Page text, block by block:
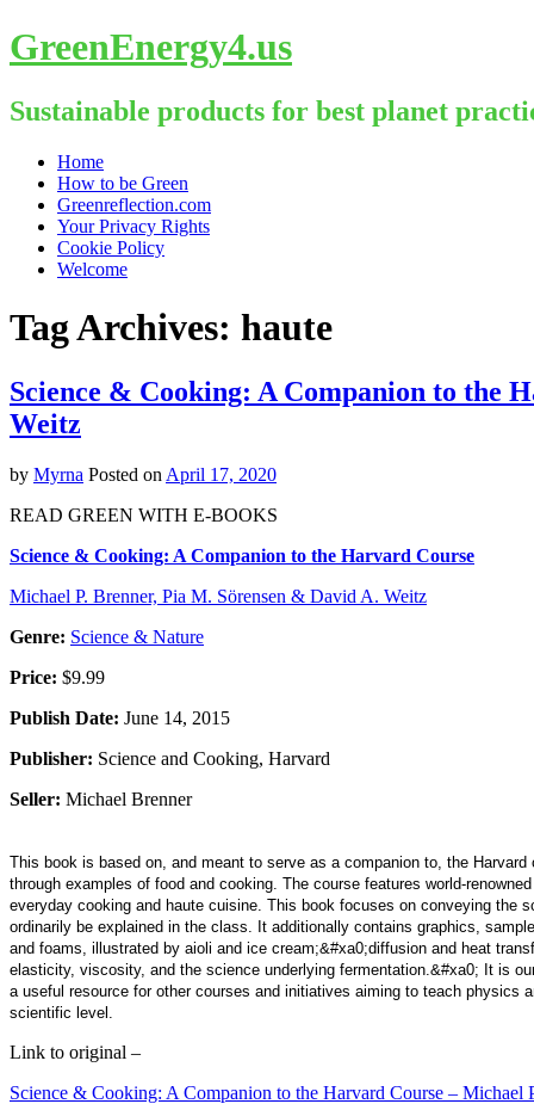
GreenEnergy4.us
Sustainable products for best planet
Skip
content
Home
How to be Green
Greenreflection.com
Your Privacy Rights
Cookie Policy
Welcome
Tag Archives: haute
Science & Cooking: A Companion to the
Weitz
by Myrna Posted on April 17, 2020
READ GREEN WITH E-BOOKS
Science & Cooking: A Companion to the Harvard Course
Michael P. Brenner, Pia M. Sörensen & David A. Weitz
Genre: Science & Nature
Price: $9.99
Publish Date: June 14, 2015
Publisher: Science and Cooking, Harvard
Seller: Michael Brenner
This book is based on, and meant to serve as a companion to, the
through examples of food and cooking. The course features world-
everyday cooking and haute cuisine. This book focuses on conveying the
ordinarily be explained in the class. It additionally contains graphics,
and foams, illustrated by aioli and ice cream;&#xa0;diffusion and heat
elasticity, viscosity, and the science underlying fermentation.&#xa0; It is
a useful resource for other courses and initiatives aiming to teach physics
scientific level.
Link to original –
Science & Cooking: A Companion to the Harvard Course – Michael